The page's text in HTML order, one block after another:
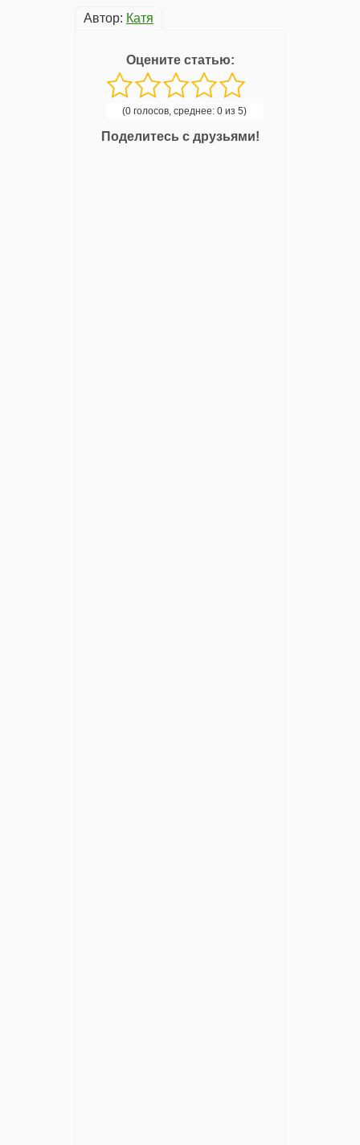
Автор: Катя
Оцените статью:
(0 голосов, среднее: 0 из 5)
Поделитесь с друзьями!